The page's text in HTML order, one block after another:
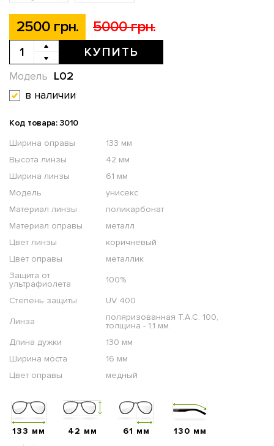
2500 грн. 5000 грн.
КУПИТЬ
L02
Модель
в наличии
Код товара: 3010
Ширина оправы
133 мм
Высота линзы
42 мм
Ширина линзы
61 мм
Модель
унисекс
Материал линзы
поликарбонат
Материал оправы
металл
Цвет линзы
коричневый
Цвет оправы
металлик
Защита от
ультрафиолета
100%
Степень защиты
UV 400
Линза
поляризованная T.A.C. 100,
толщина - 1,1 мм.
Длина дужки
130 мм
Ширина моста
16 мм
Цвет оправы
медный
133 мм 42 мм 61 мм 130 мм